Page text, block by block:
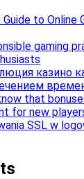
to Online
gaming
казино
that
for new
SSL w